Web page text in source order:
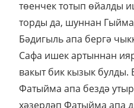
төенчек тотып өйалды
торды да, шуннан
Бәдигыль апа бергә
Сафа ишек артыннан
вакыт бик кызык булды.
Фатыйма апа бездә
хәзерләп Фатыйма апа